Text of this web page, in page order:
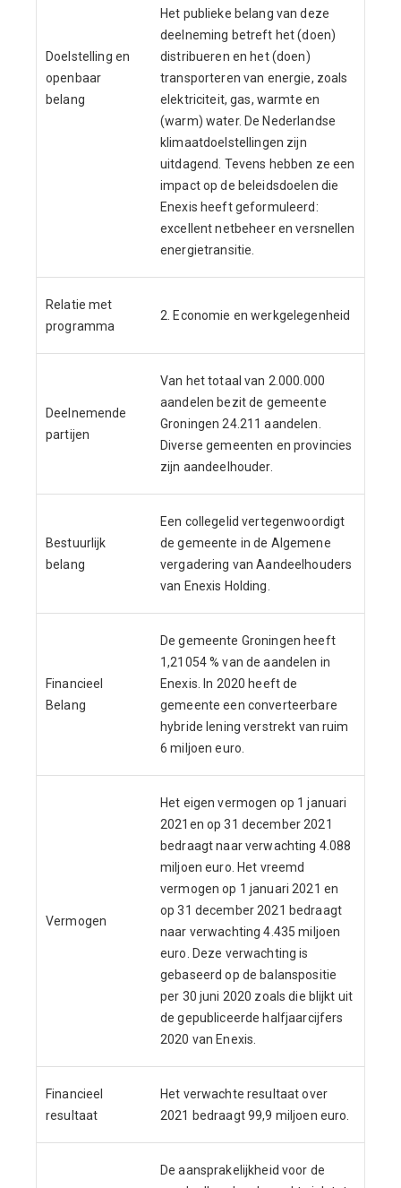
Doelstelling en
openbaar
belang
Het publieke belang van deze
deelneming betreft het (doen)
distribueren en het (doen)
transporteren van energie, zoals
elektriciteit, gas, warmte en
(warm) water. De Nederlandse
klimaatdoelstellingen zijn
uitdagend. Tevens hebben ze een
impact op de beleidsdoelen die
Enexis heeft geformuleerd:
excellent netbeheer en versnellen
energietransitie.
Relatie met
programma
2. Economie en werkgelegenheid
Deelnemende
partijen
Van het totaal van 2.000.000
aandelen bezit de gemeente
Groningen 24.211 aandelen.
Diverse gemeenten en provincies
zijn aandeelhouder.
Bestuurlijk
belang
Een collegelid vertegenwoordigt
de gemeente in de Algemene
vergadering van Aandeelhouders
van Enexis Holding.
Financieel
Belang
De gemeente Groningen heeft
1,21054 % van de aandelen in
Enexis. In 2020 heeft de
gemeente een converteerbare
hybride lening verstrekt van ruim
6 miljoen euro.
Vermogen
Het eigen vermogen op 1 januari
2021 en op 31 december 2021
bedraagt naar verwachting 4.088
miljoen euro. Het vreemd
vermogen op 1 januari 2021 en
op 31 december 2021 bedraagt
naar verwachting 4.435 miljoen
euro. Deze verwachting is
gebaseerd op de balanspositie
per 30 juni 2020 zoals die blijkt uit
de gepubliceerde halfjaarcijfers
2020 van Enexis.
Financieel
resultaat
Het verwachte resultaat over
2021 bedraagt 99,9 miljoen euro.
De aansprakelijkheid voor de